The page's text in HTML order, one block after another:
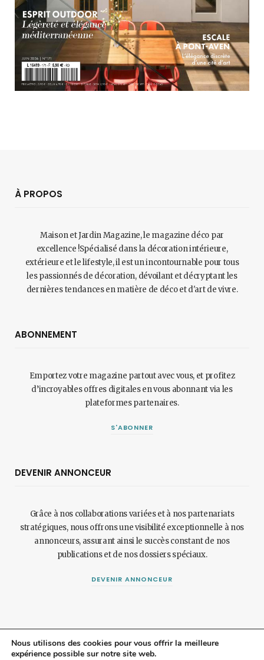
À PROPOS
Maison et Jardin Magazine, le magazine déco par
excellence !Spécialisé dans la décoration intérieure,
extérieure et le lifestyle, il est un incontournable pour tous
les passionnés de décoration, dévoilant et décryptant les
dernières tendances en matière de déco et d'art de vivre.
ABONNEMENT
Emportez votre magazine partout avec vous, et profitez
d’incroyables offres digitales en vous abonnant via les
plateformes partenaires.
S'ABONNER
DEVENIR ANNONCEUR
Grâce à nos collaborations variées et à nos partenariats
stratégiques, nous offrons une visibilité exceptionnelle à nos
annonceurs, assurant ainsi le succès constant de nos
publications et de nos dossiers spéciaux.
DEVENIR ANNONCEUR
Nous utilisons des cookies pour vous offrir la meilleure
expérience possible sur notre site web.